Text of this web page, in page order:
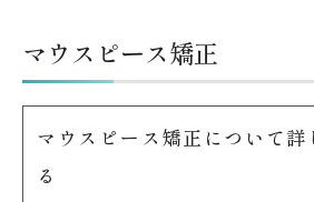
マウスピース矯正
マウスピース矯正について詳
る